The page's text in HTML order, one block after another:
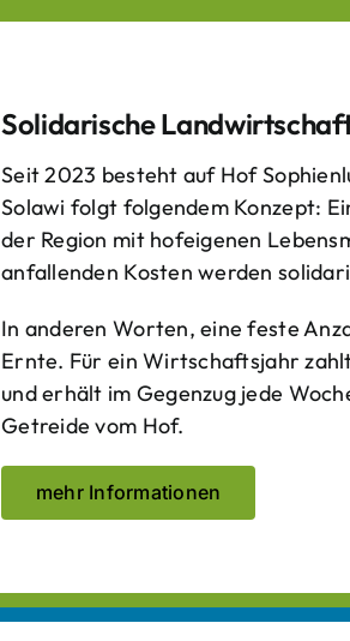
Solidarische
Seit 2023 besteht auf Hof
Solawi folgt folgendem Konzept:
der Region mit hof­eigenen
anfallenden Kosten werden
In anderen Worten, eine feste
Ernte. Für ein Wirtschaftsjahr
und erhält im Gegenzug jede
Getreide vom Hof.
mehr Informationen